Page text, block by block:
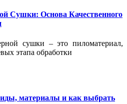
Сушки: Основа Качественного
сушки – это пиломатериал,
этапа обработки
материалы и как выбрать